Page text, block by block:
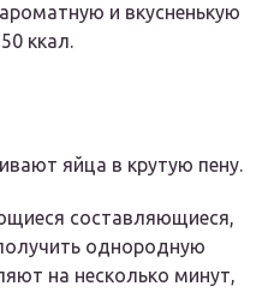
и вкусненькую
ккал.
яйца в крутую пену.
составляющиеся,
однородную
на несколько минут,